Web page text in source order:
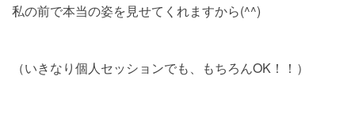
私の前で本当の姿を見せてくれますから(^^)
（いきなり個人セッションでも、もちろんOK！！）